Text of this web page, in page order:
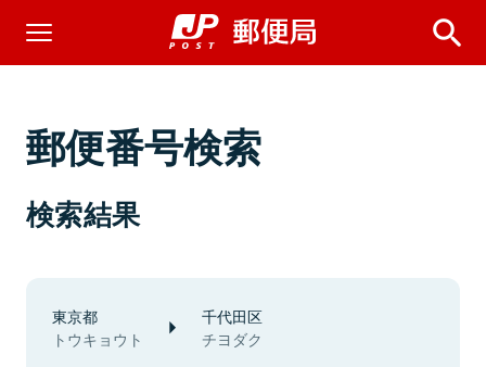
郵便番号検索
検索結果
東京都
トウキョウト
千代田区
チヨダク